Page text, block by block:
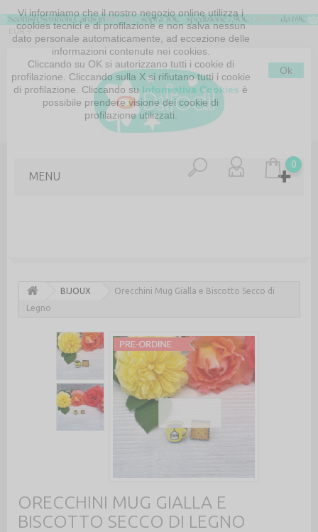
EUR
MENU
0
BIJOUX
Orecchini Mug Gialla e Biscotto Secco di
Legno
ORECCHINI MUG GIALLA E
BISCOTTO SECCO DI LEGNO
Vi informiamo che il nostro negozio online utilizza i
cookies tecnici e di profilazione e non salva nessun
dato personale automaticamente, ad eccezione delle
informazioni contenute nei cookies.
Cliccando su OK si autorizzano tutti i cookie di
profilazione. Cliccando sulla X si rifiutano tutti i cookie
di profilazione. Cliccando su Informativa Cookies è
possibile prendere visione dei cookie di
profilazione utilizzati.
Ok